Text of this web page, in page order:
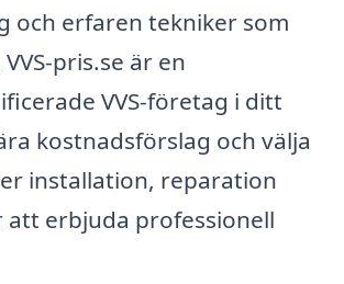
och erfaren tekniker som
pris.se är en
VVS-företag i ditt
kostnadsförslag och välja
installation, reparation
att erbjuda professionell